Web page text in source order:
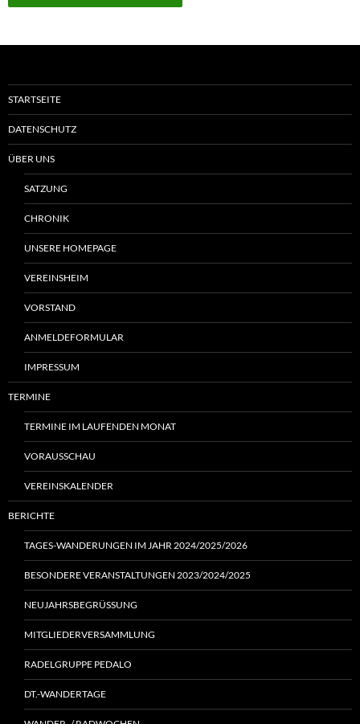
STARTSEITE
DATENSCHUTZ
ÜBER UNS
SATZUNG
CHRONIK
UNSERE HOMEPAGE
VEREINSHEIM
VORSTAND
ANMELDEFORMULAR
IMPRESSUM
TERMINE
TERMINE IM LAUFENDEN MONAT
VORAUSSCHAU
VEREINSKALENDER
BERICHTE
TAGES-WANDERUNGEN IM JAHR 2024/2025/2026
BESONDERE VERANSTALTUNGEN 2023/2024/2025
NEUJAHRSBEGRÜSSUNG
MITGLIEDERVERSAMMLUNG
RADELGRUPPE PEDALO
DT.-WANDERTAGE